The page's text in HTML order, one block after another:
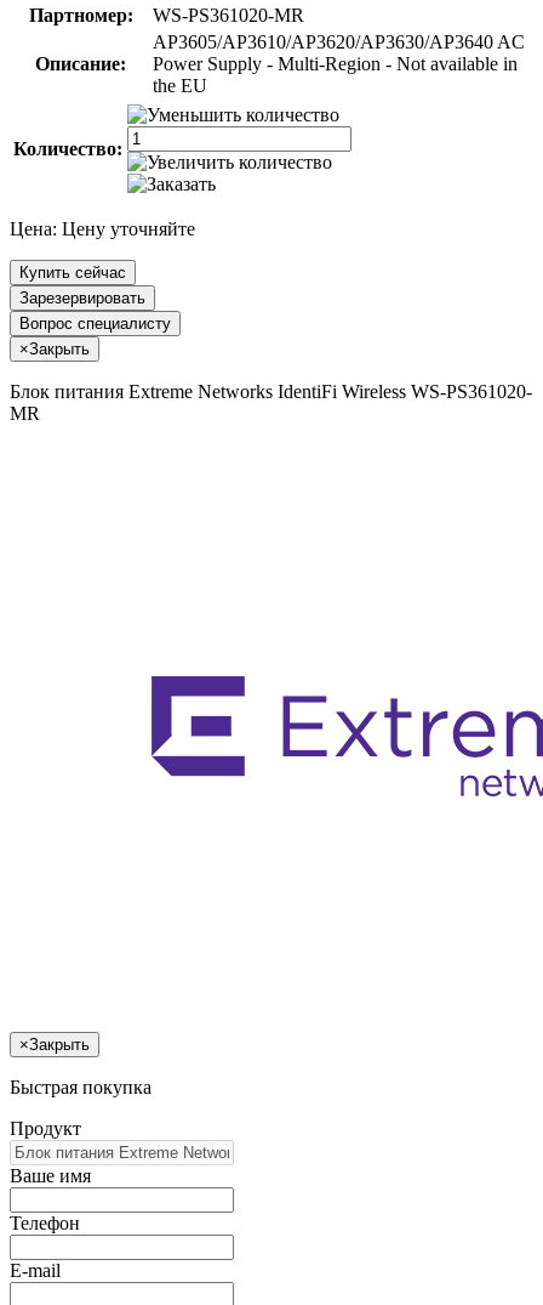
Партномер:
WS-PS361020-MR
Описание:
AP3605/AP3610/AP3620/AP3630/AP3640 AC
Power Supply - Multi-Region - Not available in
the EU
Количество:
Цена: Цену уточняйте
Купить сейчас
Зарезервировать
Вопрос специалисту
×Закрыть
Блок питания Extreme Networks IdentiFi Wireless WS-PS361020-
MR
×Закрыть
Быстрая покупка
Продукт
Ваше имя
Телефон
E-mail